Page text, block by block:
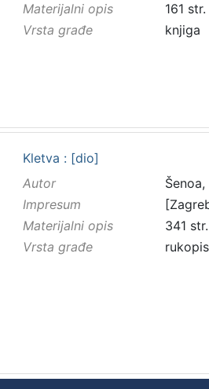
Materijalni opis
161
Vrsta građe
knjiga
Kletva : [dio]
Autor
Šenoa,
Impresum
Materijalni opis
341
Vrsta građe
rukopis